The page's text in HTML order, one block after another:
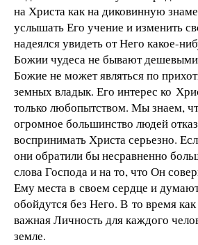
на Христа как на диковинную
услышать Его учение и изменить
надеялся увидеть от Него какое-
Божии чудеса не бывают
Божие не может являться по
земных владык. Его интерес ко
только любопытством. Мы знаем,
огромное большинство людей
воспринимать Христа серьезно.
они обратили бы несравненно
слова Господа и на то, что Он
Ему места в своем сердце и
обойдутся без Него. В то время
важная Личность для каждого
земле.